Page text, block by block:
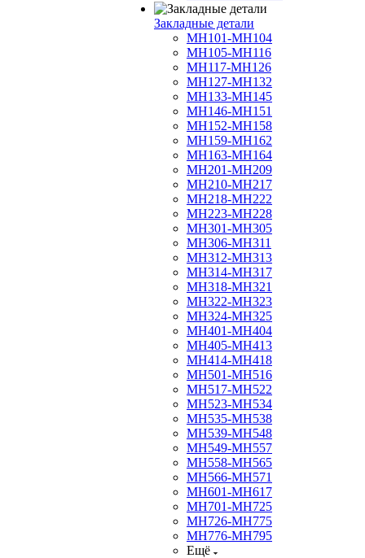
Закладные детали
МН101-МН104
МН105-МН116
МН117-МН126
МН127-МН132
МН133-МН145
МН146-МН151
МН152-МН158
МН159-МН162
МН163-МН164
МН201-МН209
МН210-МН217
МН218-МН222
МН223-МН228
МН301-МН305
МН306-МН311
МН312-МН313
МН314-МН317
МН318-МН321
МН322-МН323
МН324-МН325
МН401-МН404
МН405-МН413
МН414-МН418
МН501-МН516
МН517-МН522
МН523-МН534
МН535-МН538
МН539-МН548
МН549-МН557
МН558-МН565
МН566-МН571
МН601-МН617
МН701-МН725
МН726-МН775
МН776-МН795
Ещё